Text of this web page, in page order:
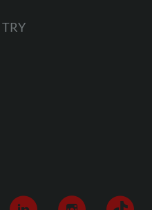
TRY
ZAR